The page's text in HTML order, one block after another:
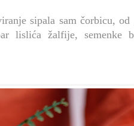
sipala sam čorbicu,
lislića žalfije, semenke